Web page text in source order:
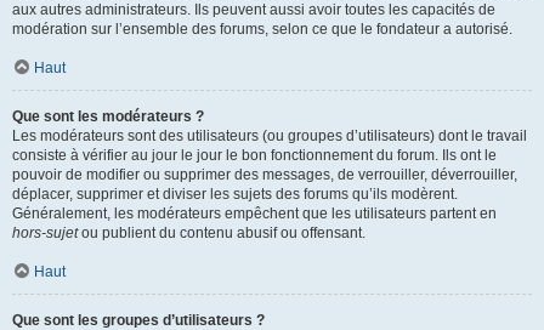
aux autres administrateurs. Ils peuvent aussi avoir toutes les capacités de
modération sur l’ensemble des forums, selon ce que le fondateur a autorisé.
Haut
Que sont les modérateurs ?
Les modérateurs sont des utilisateurs (ou groupes d’utilisateurs) dont le travail
consiste à vérifier au jour le jour le bon fonctionnement du forum. Ils ont le
pouvoir de modifier ou supprimer des messages, de verrouiller, déverrouiller,
déplacer, supprimer et diviser les sujets des forums qu’ils modèrent.
Généralement, les modérateurs empêchent que les utilisateurs partent en
hors-sujetou publient du contenu abusif ou offensant.
Haut
Que sont les groupes d’utilisateurs ?